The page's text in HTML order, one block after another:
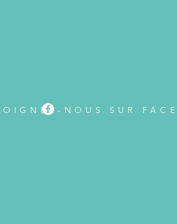
NOUS SUR